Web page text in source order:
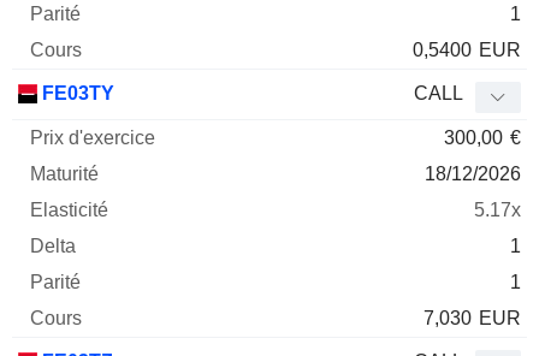
1
0,5400 EUR
FE03TY CALL
300,00 €
18/12/2026
5.17x
1
1
7,030 EUR